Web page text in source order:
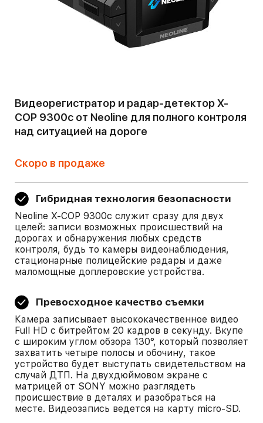
Видеорегистратор и радар-детектор X-
COP 9300с от Neoline для полного контроля
над ситуацией на дороге
Скоро в продаже
Гибридная технология безопасности
Neoline X-COP 9300с служит сразу для двух
целей: записи возможных происшествий на
дорогах и обнаружения любых средств
контроля, будь то камеры видеонаблюдения,
стационарные полицейские радары и даже
маломощные доплеровские устройства.
Превосходное качество съемки
Камера записывает высококачественное видео
Full HD с битрейтом 20 кадров в секунду. Вкупе
с широким углом обзора 130°, который позволяет
захватить четыре полосы и обочину, такое
устройство будет выступать свидетельством на
случай ДТП. На двухдюймовом экране с
матрицей от SONY можно разглядеть
происшествие в деталях и разобраться на
месте. Видеозапись ведется на карту micro-SD.